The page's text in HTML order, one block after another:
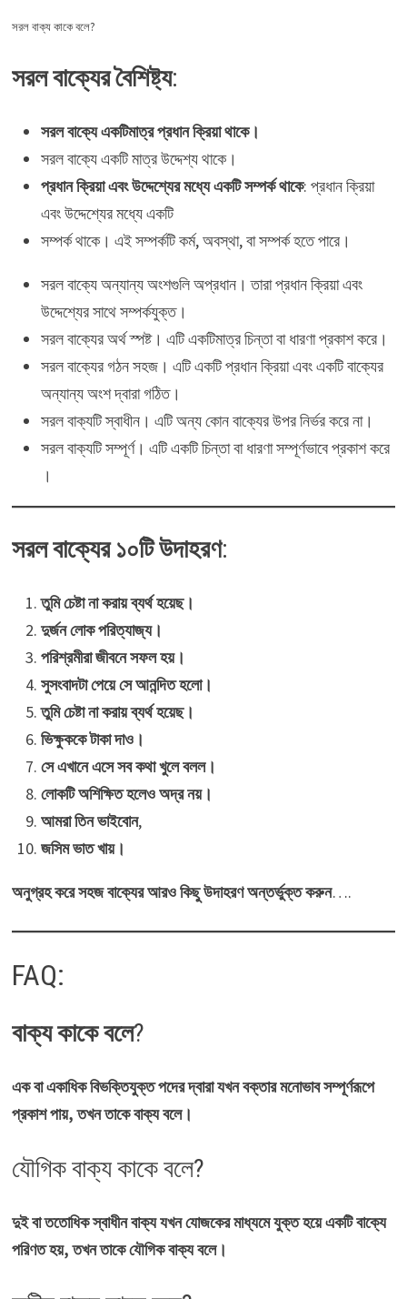
সরল বাক্য কাকে বলে?
সরল বাক্যের বৈশিষ্ট্য:
সরল বাক্যে একটিমাত্র প্রধান ক্রিয়া থাকে।
সরল বাক্যে একটি মাত্র উদ্দেশ্য থাকে।
প্রধান ক্রিয়া এবং উদ্দেশ্যের মধ্যে একটি সম্পর্ক থাকে: প্রধান ক্রিয়া
এবং উদ্দেশ্যের মধ্যে একটি
সম্পর্ক থাকে। এই সম্পর্কটি কর্ম, অবস্থা, বা সম্পর্ক হতে পারে।
সরল বাক্যে অন্যান্য অংশগুলি অপ্রধান। তারা প্রধান ক্রিয়া এবং
উদ্দেশ্যের সাথে সম্পর্কযুক্ত।
সরল বাক্যের অর্থ স্পষ্ট। এটি একটিমাত্র চিন্তা বা ধারণা প্রকাশ করে।
সরল বাক্যের গঠন সহজ। এটি একটি প্রধান ক্রিয়া এবং একটি বাক্যের
অন্যান্য অংশ দ্বারা গঠিত।
সরল বাক্যটি স্বাধীন। এটি অন্য কোন বাক্যের উপর নির্ভর করে না।
সরল বাক্যটি সম্পূর্ণ। এটি একটি চিন্তা বা ধারণা সম্পূর্ণভাবে প্রকাশ করে
।
সরল বাক্যের ১০টি উদাহরণ:
তুমি চেষ্টা না করায় ব্যর্থ হয়েছ।
দুর্জন লােক পরিত্যাজ্য।
পরিশ্রমীরা জীবনে সফল হয়।
সুসংবাদটা পেয়ে সে আনন্দিত হলাে।
তুমি চেষ্টা না করায় ব্যর্থ হয়েছ।
ভিক্ষুককে টাকা দাও।
সে এখানে এসে সব কথা খুলে বলল।
লােকটি অশিক্ষিত হলেও অদ্র নয়।
আমরা তিন ভাইবােন,
জসিম ভাত খায়।
অনুগ্রহ করে সহজ বাক্যের আরও কিছু উদাহরণ অন্তর্ভুক্ত করুন….
FAQ:
বাক্য কাকে বলে?
এক বা একাধিক বিভক্তিযুক্ত পদের দ্বারা যখন বক্তার মনোভাব সম্পূর্ণরূপে
প্রকাশ পায়, তখন তাকেবাক্য বলে।
যৌগিক বাক্য কাকে বলে?
দুই বা ততােধিক স্বাধীন বাক্য যখন যােজকের মাধ্যমে যুক্ত হয়ে একটি বাক্যে
পরিণত হয়, তখন তাকে যৌগিক বাক্য বলে।